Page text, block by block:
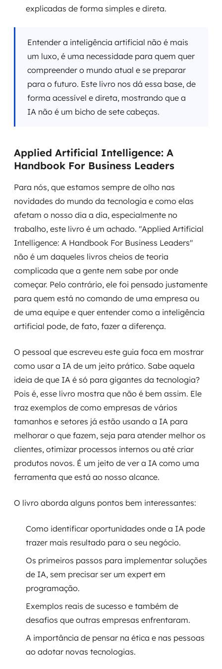
explicadas de forma simples e direta.
Entender a inteligência artificial não é mais
um luxo, é uma necessidade para quem quer
compreender o mundo atual e se preparar
para o futuro. Este livro nos dá essa base, de
forma acessível e direta, mostrando que a
IA não é um bicho de sete cabeças.
Applied Artificial Intelligence: A
Handbook For Business Leaders
Para nós, que estamos sempre de olho nas
novidades do mundo da tecnologia e como elas
afetam o nosso dia a dia, especialmente no
trabalho, este livro é um achado. "Applied Artificial
Intelligence: A Handbook For Business Leaders"
não é um daqueles livros cheios de teoria
complicada que a gente nem sabe por onde
começar. Pelo contrário, ele foi pensado justamente
para quem está no comando de uma empresa ou
de uma equipe e quer entender como a inteligência
artificial pode, de fato, fazer a diferença.
O pessoal que escreveu este guia foca em mostrar
como usar a IA de um jeito prático. Sabe aquela
ideia de que IA é só para gigantes da tecnologia?
Pois é, esse livro mostra que não é bem assim. Ele
traz exemplos de como empresas de vários
tamanhos e setores já estão usando a IA para
melhorar o que fazem, seja para atender melhor os
clientes, otimizar processos internos ou até criar
produtos novos. É um jeito de ver a IA como uma
ferramenta que está ao nosso alcance.
O livro aborda alguns pontos bem interessantes:
Como identificar oportunidades onde a IA pode
trazer mais resultado para o seu negócio.
Os primeiros passos para implementar soluções
de IA, sem precisar ser um expert em
programação.
Exemplos reais de sucesso e também de
desafios que outras empresas enfrentaram.
A importância de pensar na ética e nas pessoas
ao adotar novas tecnologias.